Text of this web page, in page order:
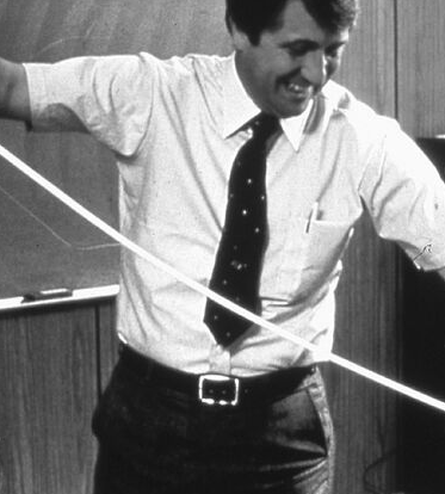
КАК ОТЛИЧИТЬ
ОРИГИНАЛ ОТ ПОДДЕЛКИ?
3662 Просмотры
Недобросовестные продавцы
стараются воспользоваться
доверием покупателей, поэтому
мы подготовили несколько
полезных...
Читайте дальше
GORE-TEX -
СТОИТ
1659
Полвека назад
технология
просто громкие
удачный
настоящий...
Читайте